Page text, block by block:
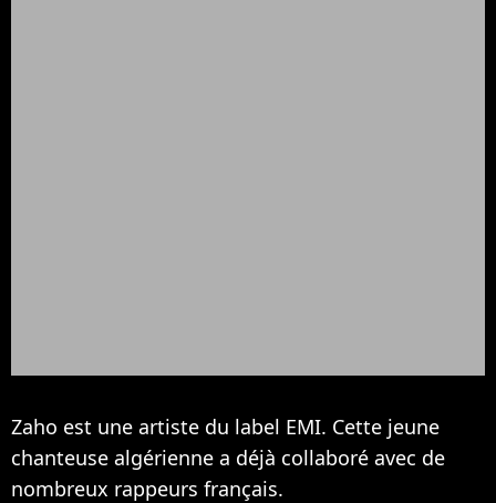
Zaho est une artiste du label EMI. Cette jeune
chanteuse algérienne a déjà collaboré avec de
nombreux rappeurs français.